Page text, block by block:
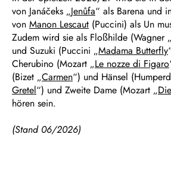
von Janáčeks „Jenůfa“ als Barena und
von Manon Lescaut (Puccini) als Un
Zudem wird sie als Floßhilde (Wagner „
und Suzuki (Puccini „Madama Butterfly
Cherubino (Mozart „Le nozze di Figaro
(Bizet „Carmen“) und Hänsel
Gretel“) und Zweite Dame (Mozart „
hören sein.
(Stand 06/2026)